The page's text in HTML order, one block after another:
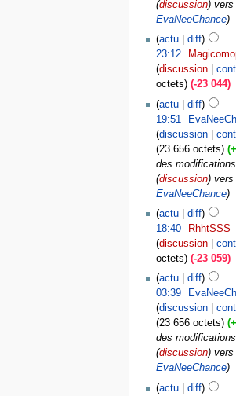
(discussion) vers
EvaNeeChance
actu
diff
23:12
discussion
octets
-23 044
actu
diff
19:51
discussion
23 656 octets
des
(discussion) vers
EvaNeeChance
actu
diff
18:40
RhhtSSS
discussion
octets
-23 059
actu
diff
03:39
discussion
23 656 octets
des
(discussion) vers
EvaNeeChance
actu
diff